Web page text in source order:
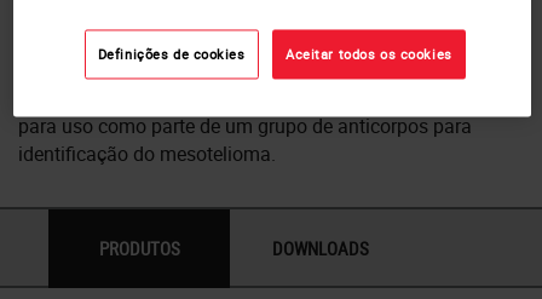
Células de calretinina positiva tem sido também relatadas
nos túbulos torneados do rim com alguns anticorpos. A
para uso como parte de um grupo de anticorpos para
identificação do mesotelioma.
PRODUTOS DOWNLOADS
Definições de cookies Aceitar todos os cookies